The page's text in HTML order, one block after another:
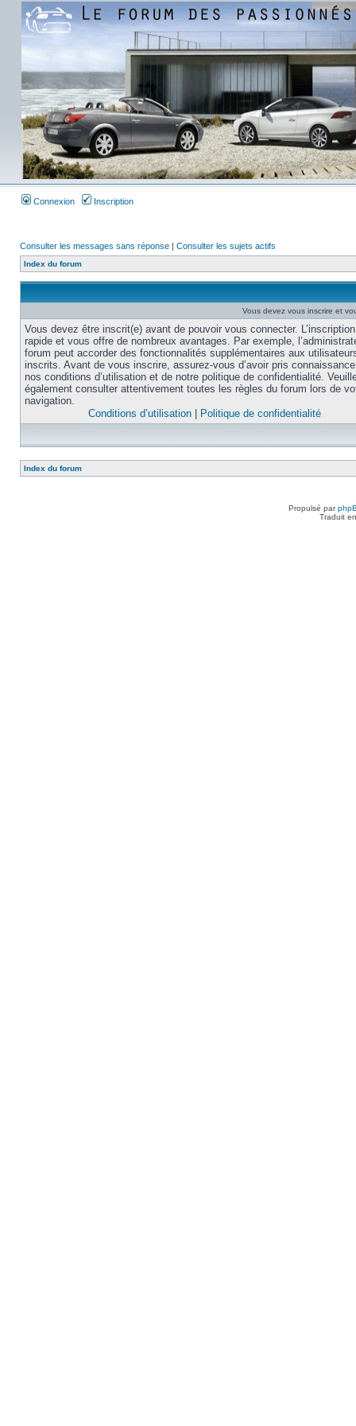
Connexion Inscription
Consulter les messages sans réponse | Consulter les sujets actifs
Index du forum
Vous devez vous inscrire et
Vous devez être inscrit(e) avant de pouvoir vous connecter.
rapide et vous offre de nombreux avantages. Par exemple,
forum peut accorder des fonctionnalités supplémentaires aux
inscrits. Avant de vous inscrire, assurez-vous d’avoir pris
nos conditions d’utilisation et de notre politique de confidentialité.
également consulter attentivement toutes les règles du forum lors de
navigation.
Conditions d’utilisation
Politique de confidentialité
Index du forum
Propulsé par
Traduit